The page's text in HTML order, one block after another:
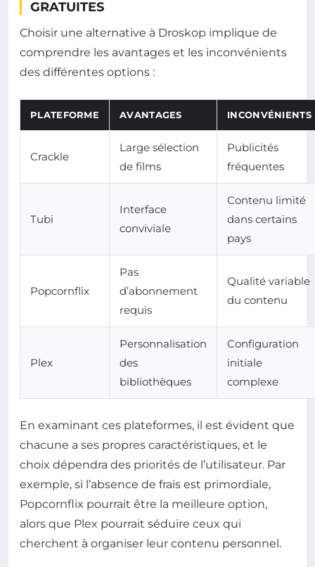
GRATUITES
Choisir une alternative à Droskop implique de
comprendre les avantages et les inconvénients
des différentes options :
PLATEFORME AVANTAGES INCONVÉNIENTS
Crackle
Large sélection
de films
Publicités
fréquentes
Tubi
Interface
conviviale
Contenu limité
dans certains
pays
Popcornflix
Pas
d’abonnement
requis
Qualité variable
du contenu
Plex
Personnalisation
des
bibliothèques
Configuration
initiale
complexe
En examinant ces plateformes, il est évident que
chacune a ses propres caractéristiques, et le
choix dépendra des priorités de l’utilisateur. Par
exemple, si l’absence de frais est primordiale,
Popcornflix pourrait être la meilleure option,
alors que Plex pourrait séduire ceux qui
cherchent à organiser leur contenu personnel.